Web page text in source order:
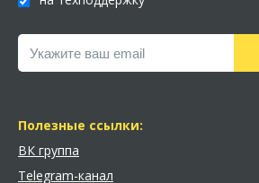
Полезные ссылки:
ВК группа
Telegram-канал